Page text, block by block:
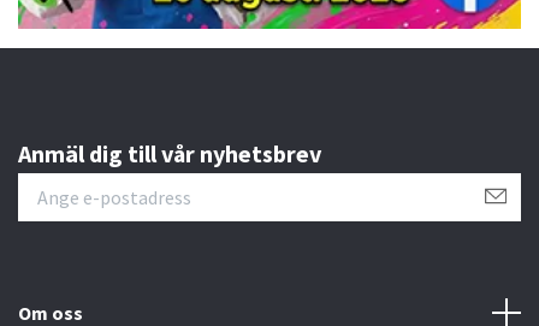
Anmäl dig till vår nyhetsbrev
Om oss